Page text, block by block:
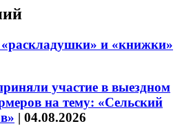
и «книжки»
участие в выездном
на тему: «Сельский
| 04.08.2026